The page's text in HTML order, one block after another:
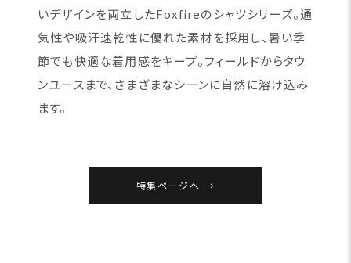
いデザインを両立したFoxfireのシャツシリーズ。通
気性や吸汗速乾性に優れた素材を採用し、暑い季
節でも快適な着用感をキープ。フィールドからタウ
ンユースまで、さまざまなシーンに自然に溶け込み
ます。
特集ページへ